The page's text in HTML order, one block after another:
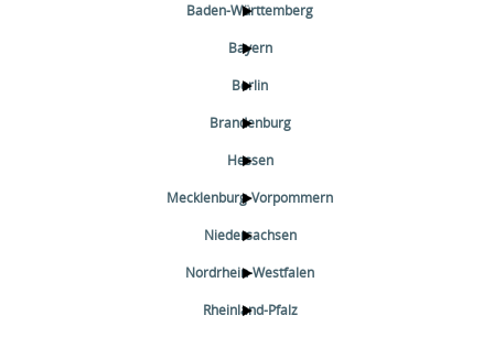
Baden-Württemberg
Bayern
Berlin
Brandenburg
Hessen
Mecklenburg-Vorpommern
Niedersachsen
Nordrhein-Westfalen
Rheinland-Pfalz